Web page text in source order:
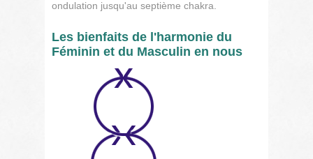
ondulation jusqu'au septième chakra.
Les bienfaits de l'harmonie du
Féminin et du Masculin en nous